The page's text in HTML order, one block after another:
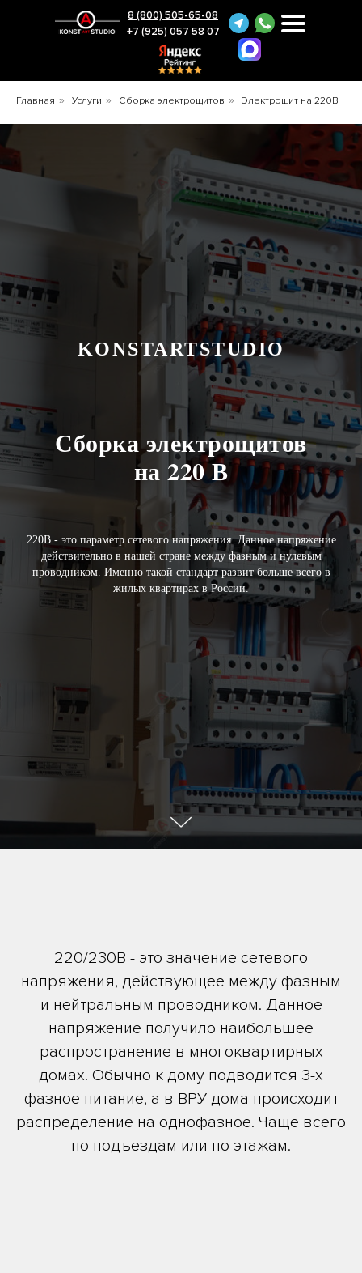
+7 (925) 057 58 07
8 (800) 505-65-08
Главная » Услуги » Сборка электрощитов » Электрощит на 220В
KONSTARTSTUDIO
Сборка электрощитов
на 220 В
220В - это параметр сетевого напряжения. Данное напряжение
действительно в нашей стране между фазным и нулевым
проводником. Именно такой стандарт развит больше всего в
жилых квартирах в России.
220/230В - это значение сетевого
напряжения, действующее между фазным
и нейтральным проводником. Данное
напряжение получило наибольшее
распространение в многоквартирных
домах. Обычно к дому подводится 3-х
фазное питание, а в ВРУ дома происходит
распределение на однофазное. Чаще всего
по подъездам или по этажам.